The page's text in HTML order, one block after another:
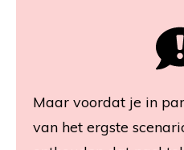
Maar voordat je in
van het ergste